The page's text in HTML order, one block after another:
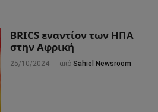
BRICS εναντίον των ΗΠΑ
στην Αφρική
25/10/2024 από Sahiel Newsroom